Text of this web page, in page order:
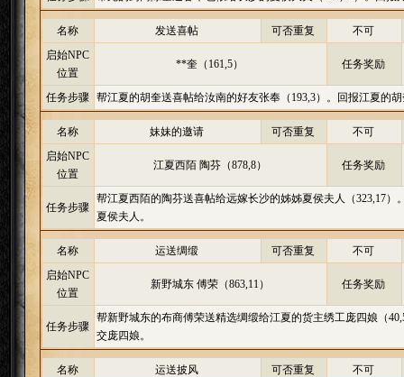
名称 发送喜帖 可否重复
不可
启始NPC
位置
**奎（161,5） 任务奖励
任务步骤 帮江夏的胡奎送喜帖给汝南的好友张奉（193,3）。回报江夏的
名称 妹妹的邀请 可否重复
不可
启始NPC
位置
江夏西陌 陶芬（878,8） 任务奖励
任务步骤
帮江夏西陌的陶芬送喜帖给远嫁长沙的姊姊夏侯夫人（323,17
夏侯夫人。
名称 运送绸缎 可否重复
不可
启始NPC
位置
新野城东 傅荣（863,11） 任务奖励
任务步骤
帮新野城东的布商傅荣送精选绸缎给江夏的货主绣工庞四娘（
交庞四娘。
名称 运送披风 可否重复
不可